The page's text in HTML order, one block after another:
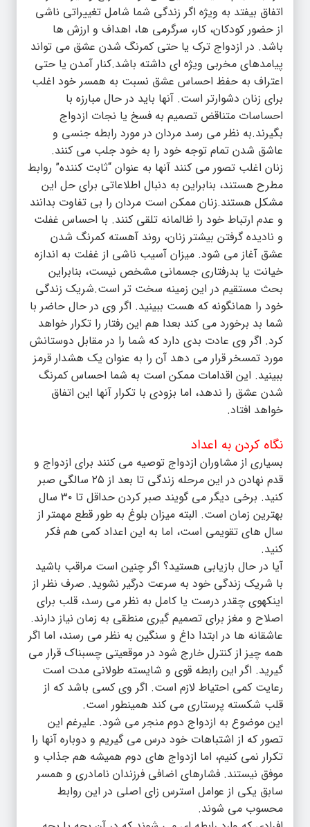
اتفاق بیفتد به ویژه اگر زندگی شما شامل تغییراتی ناشی
از حضور کودکان، کار، سرگرمی ها، اهداف و ارزش ها
باشد. در ازدواج ترک یا حتی کمرنگ شدن عشق می تواند
پیامدهای مخربی ویژه ای داشته باشد.کنار آمدن یا حتی
اعتراف به حفظ احساس عشق نسبت به همسر خود اغلب
برای زنان دشوارتر است. آنها باید در حال مبارزه با
احساسات متناقض تصمیم به فسخ یا نجات ازدواج
بگیرند.به نظر می رسد مردان در مورد رابطه جنسی و
عاشق شدن تمام توجه خود را به خود جلب می کنند.
زنان اغلب تصور می کنند آنها به عنوان “ثابت کننده” روابط
مطرح هستند، بنابراین به دنبال اطلاعاتی برای حل این
مشکل هستند.زنان ممکن است مردان را بی تفاوت بدانند
و عدم ارتباط خود را ظالمانه تلقی کنند. با احساس غفلت
و نادیده گرفتن بیشتر زنان، روند آهسته کمرنگ شدن
عشق آغاز می شود. میزان آسیب ناشی از غفلت به اندازه
خیانت یا بدرفتاری جسمانی مشخص نیست، بنابراین
بحث مستقیم در این زمینه سخت تر است.شریک زندگی
خود را همانگونه که هست ببینید. اگر وی در حال حاضر با
شما بد برخورد می کند بعدا هم این رفتار را تکرار خواهد
کرد. اگر وی عادت بدی دارد که شما را در مقابل دوستانش
مورد تمسخر قرار می دهد آن را به عنوان یک هشدار قرمز
ببینید. این اقدامات ممکن است به شما احساس کمرنگ
شدن عشق را ندهد، اما بزودی با تکرار آنها این اتفاق
خواهد افتاد‌.
نگاه کردن به اعداد
بسیاری از مشاوران ازدواج توصیه می کنند برای ازدواج و
قدم نهادن در این مرحله زندگی تا بعد از ۲۵ سالگی صبر
کنید. برخی دیگر می گویند صبر کردن حداقل تا ۳۰ سال
بهترین زمان است. البته میزان بلوغ به طور قطع مهمتر از
سال های تقویمی است، اما به این اعداد کمی هم فکر
کنید.
آیا در حال بازیابی هستید؟ اگر چنین است مراقب باشید
با شریک زندگی خود به سرعت درگیر نشوید. صرف نظر از
اینکهوی چقدر درست یا کامل به نظر می رسد، قلب برای
اصلاح و مغز برای تصمیم گیری منطقی به زمان نیاز دارند.
عاشقانه ها در ابتدا داغ و سنگین به نظر می رسند، اما اگر
همه چیز از کنترل خارج شود در موقعیتی چسبناک قرار می
گیرید. اگر این رابطه قوی و شایسته طولانی مدت است
رعایت کمی احتیاط لازم است. اگر وی کسی باشد که از
قلب شکسته پرستاری می کند همینطور است.
این موضوع به ازدواج دوم منجر می شود. علیرغم این
تصور که از اشتباهات خود درس می گیریم و دوباره آنها را
تکرار نمی کنیم، اما ازدواج های دوم همیشه هم جذاب و
موفق نیستند. فشارهای اضافی فرزندان نامادری و همسر
سابق یکی از عوامل استرس زای اصلی در این روابط
محسوب می شوند.